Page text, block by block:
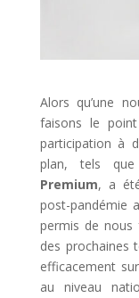
Alors qu’une
faisons le
participation à
plan, tels que
Premium, a
post-pandémie
permis de nous
des prochaines
efficacement
au niveau